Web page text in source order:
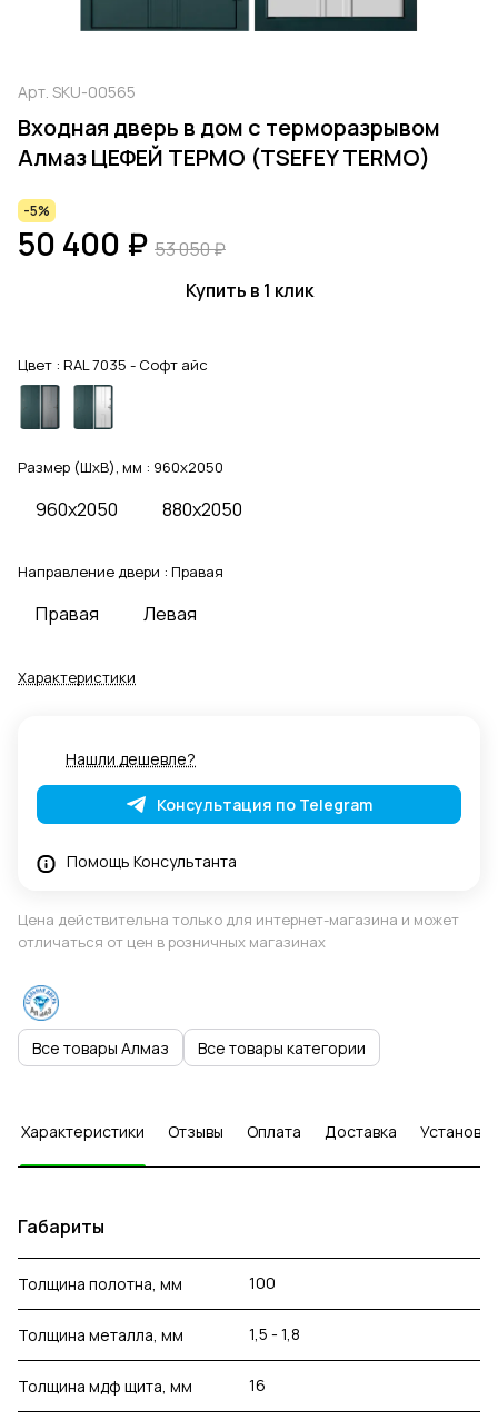
Арт. SKU-00565
Входная дверь в дом с терморазрывом
Алмаз ЦЕФЕЙ ТЕРМО (TSEFEY TERMO)
-5%
50 400 ₽ 53 050 ₽
Купить в 1 клик
Цвет : RAL 7035 - Софт айс
Размер (ШхВ), мм : 960x2050
960x2050 880x2050
Направление двери : Правая
Правая Левая
Характеристики
Нашли дешевле?
Консультация по Telegram
Помощь Консультанта
Цена действительна только для интернет-магазина и может
отличаться от цен в розничных магазинах
Все товары Алмаз Все товары категории
Характеристики Отзывы Оплата Доставка Установка
Габариты
Толщина полотна, мм 100
Толщина металла, мм 1,5 - 1,8
Толщина мдф щита, мм 16